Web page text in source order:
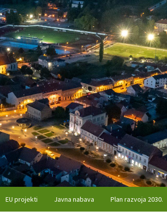
EU projekti Javna nabava Plan razvoja 2030.